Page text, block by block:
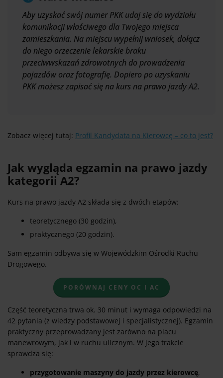
Aby uzyskać swój numer PKK udaj się do wydziału
komunikacji właściwego dla Twojego miejsca
zamieszkania. Na miejscu wypełnij wniosek, dołącz
do niego orzeczenie lekarskie braku
przeciwwskazań zdrowotnych do prowadzenia
pojazdów oraz fotografię. Dopiero po uzyskaniu
PKK możesz zapisać się na kurs na prawo jazdy A2.
Zobacz więcej tutaj: Profil Kandydata na Kierowcę – co to jest?
Jak wygląda egzamin na prawo jazdy
kategorii A2?
Kurs na prawo jazdy A2 składa się z dwóch etapów:
teoretycznego (30 godzin),
praktycznego (20 godzin).
Sam egzamin odbywa się w Wojewódzkim Ośrodki Ruchu
Drogowego.
PORÓWNAJ CENY OC I AC
Część teoretyczna trwa ok. 30 minut i wymaga odpowiedzi na
42 pytania (z wiedzy podstawowej i specjalistycznej). Egzamin
praktyczny przeprowadzany jest zarówno na placu
manewrowym, jak i w ruchu ulicznym. W jego trakcie
sprawdza się:
przygotowanie maszyny do jazdy przez kierowcę,